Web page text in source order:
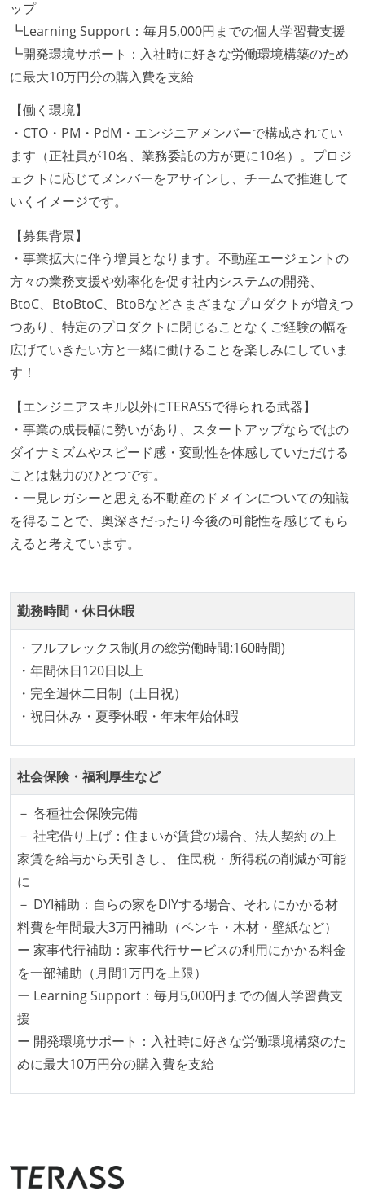
ーまたはペアプログラミングを実施している
「リファクタリングは随時行われるべき」という価値
観をメンバー全員が共有しており、日常的に実施して
いる
何らかのコーディング規約をチーム全体で遵守するよ
うにしている
提出されたコードには自動的にリグレッションテスト
が実行される環境が構築されている
テストの実施度
機能の実装と同時にテストコードを記述している
アジャイル実践状況
1ヶ月以下の短い期間でのイテレーション開発を実践
している
に準じるチーム内の打ち合わせを行っている
イテレーションの最後などに、定期的にチームでふり
かえりミーティングを行っている
タスク見積もりの単位には絶対量（人日など）ではな
く相対ポイントを用い、極力複数人の意見を調整する
形で行っている
継続的なデプロイ（デリバリー）を行っている
全てのコードをバージョン管理ツールで管理している
各メンバーが実装したコードのマージは Pull Request
ベースで行われる
自動（＝システム化され、1コマンドで実行できる）
ビルド、自動デプロイ環境が整備されている
コードによるインフラ構成管理（Infrastructure as
Code）の環境が整備されている
オープンな情報共有
KPI などチームの目標・実績値について、メンバーの
誰もがいつでも閲覧可能になっている
労働環境の自由度
フレックスタイム制または裁量労働制を採用している
メンバーの多様性
外国籍の開発メンバーがいる
待遇・福利厚生
イが支給される
職業安定法に対応する記載事項
ップ
┗Learning Support：毎月5,000円までの個人学習費支援
┗開発環境サポート：入社時に好きな労働環境構築のため
に最大10万円分の購入費を支給
【働く環境】
・CTO・PM・PdM・エンジニアメンバーで構成されてい
ます（正社員が10名、業務委託の方が更に10名）。プロジ
ェクトに応じてメンバーをアサインし、チームで推進して
いくイメージです。
【募集背景】
・事業拡大に伴う増員となります。不動産エージェントの
方々の業務支援や効率化を促す社内システムの開発、
BtoC、BtoBtoC、BtoBなどさまざまなプロダクトが増えつ
つあり、特定のプロダクトに閉じることなくご経験の幅を
広げていきたい方と一緒に働けることを楽しみにしていま
す！
【エンジニアスキル以外にTERASSで得られる武器】
・事業の成長幅に勢いがあり、スタートアップならではの
ダイナミズムやスピード感・変動性を体感していただける
ことは魅力のひとつです。
・一見レガシーと思える不動産のドメインについての知識
を得ることで、奥深さだったり今後の可能性を感じてもら
えると考えています。
勤務時間・休日休暇
・フルフレックス制(月の総労働時間:160時間)
・年間休日120日以上
・完全週休二日制（土日祝）
・祝日休み・夏季休暇・年末年始休暇
社会保険・福利厚生など
－ 各種社会保険完備
－ 社宅借り上げ：住まいが賃貸の場合、法人契約 の上
家賃を給与から天引きし、 住民税・所得税の削減が可能
に
－ DYI補助：自らの家をDIYする場合、それ にかかる材
料費を年間最大3万円補助（ペンキ・木材・壁紙など）
ー 家事代行補助：家事代行サービスの利用にかかる料金
を一部補助（月間1万円を上限）
ー Learning Support：毎月5,000円までの個人学習費支
援
ー 開発環境サポート：入社時に好きな労働環境構築のた
めに最大10万円分の購入費を支給